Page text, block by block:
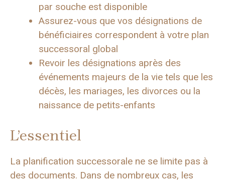
par souche est disponible
Assurez-vous que vos désignations de
bénéficiaires correspondent à votre plan
successoral global
Revoir les désignations après des
événements majeurs de la vie tels que les
décès, les mariages, les divorces ou la
naissance de petits-enfants
L’essentiel
La planification successorale ne se limite pas à
des documents. Dans de nombreux cas, les